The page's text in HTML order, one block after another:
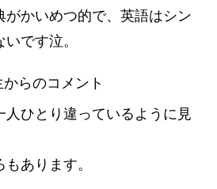
がかいめつ的で、英語はシン
です泣。
からのコメント
人ひとり違っているように見
あります。